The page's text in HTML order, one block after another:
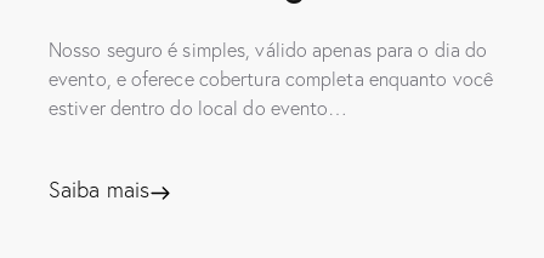
Nosso seguro é simples, válido apenas para o dia do
evento, e oferece cobertura completa enquanto você
estiver dentro do local do evento…
Saiba mais